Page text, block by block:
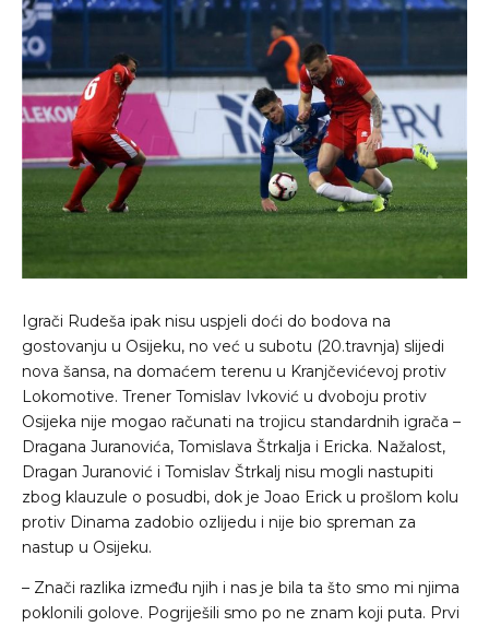
Igrači Rudeša ipak nisu uspjeli doći do bodova na
gostovanju u Osijeku, no već u subotu (20.travnja) slijedi
nova šansa, na domaćem terenu u Kranjčevićevoj protiv
Lokomotive. Trener Tomislav Ivković u dvoboju protiv
Osijeka nije mogao računati na trojicu standardnih igrača –
Dragana Juranovića, Tomislava Štrkalja i Ericka. Nažalost,
Dragan Juranović i Tomislav Štrkalj nisu mogli nastupiti
zbog klauzule o posudbi, dok je Joao Erick u prošlom kolu
protiv Dinama zadobio ozlijedu i nije bio spreman za
nastup u Osijeku.
– Znači razlika između njih i nas je bila ta što smo mi njima
poklonili golove. Pogriješili smo po ne znam koji puta. Prvi